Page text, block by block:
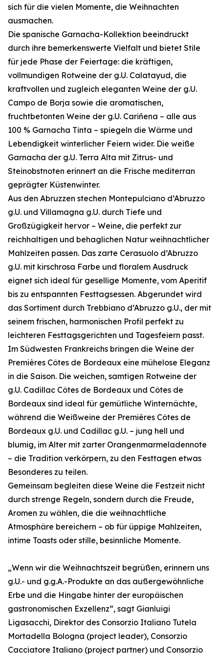
sich für die vielen Momente, die Weihnachten
ausmachen.
Die spanische Garnacha-Kollektion beeindruckt
durch ihre bemerkenswerte Vielfalt und bietet Stile
für jede Phase der Feiertage: die kräftigen,
vollmundigen Rotweine der g.U. Calatayud, die
kraftvollen und zugleich eleganten Weine der g.U.
Campo de Borja sowie die aromatischen,
fruchtbetonten Weine der g.U. Cariñena – alle aus
100 % Garnacha Tinta – spiegeln die Wärme und
Lebendigkeit winterlicher Feiern wider. Die weiße
Garnacha der g.U. Terra Alta mit Zitrus- und
Steinobstnoten erinnert an die Frische mediterran
geprägter Küstenwinter.
Aus den Abruzzen stechen Montepulciano d’Abruzzo
g.U. und Villamagna g.U. durch Tiefe und
Großzügigkeit hervor – Weine, die perfekt zur
reichhaltigen und behaglichen Natur weihnachtlicher
Mahlzeiten passen. Das zarte Cerasuolo d’Abruzzo
g.U. mit kirschrosa Farbe und floralem Ausdruck
eignet sich ideal für gesellige Momente, vom Aperitif
bis zu entspannten Festtagsessen. Abgerundet wird
das Sortiment durch Trebbiano d’Abruzzo g.U., der mit
seinem frischen, harmonischen Profil perfekt zu
leichteren Festtagsgerichten und Tagesfeiern passt.
Im Südwesten Frankreichs bringen die Weine der
Premières Côtes de Bordeaux eine mühelose Eleganz
in die Saison. Die weichen, samtigen Rotweine der
g.U. Cadillac Côtes de Bordeaux und Côtes de
Bordeaux sind ideal für gemütliche Winternächte,
während die Weißweine der Premières Côtes de
Bordeaux g.U. und Cadillac g.U. – jung hell und
blumig, im Alter mit zarter Orangenmarmeladennote
– die Tradition verkörpern, zu den Festtagen etwas
Besonderes zu teilen.
Gemeinsam begleiten diese Weine die Festzeit nicht
durch strenge Regeln, sondern durch die Freude,
Aromen zu wählen, die die weihnachtliche
Atmosphäre bereichern – ob für üppige Mahlzeiten,
intime Toasts oder stille, besinnliche Momente.
„Wenn wir die Weihnachtszeit begrüßen, erinnern uns
g.U.- und g.g.A.-Produkte an das außergewöhnliche
Erbe und die Hingabe hinter der europäischen
gastronomischen Exzellenz“, sagt Gianluigi
Ligasacchi, Direktor des Consorzio Italiano Tutela
Mortadella Bologna (project leader), Consorzio
Cacciatore Italiano (project partner) und Consorzio